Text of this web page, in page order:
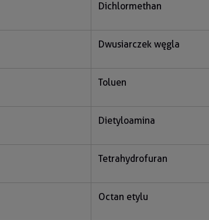
Dichlormethan
Dwusiarczek węgla
Toluen
Dietyloamina
Tetrahydrofuran
Octan etylu